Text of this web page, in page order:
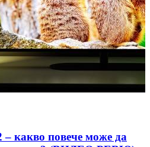
какво повече може да